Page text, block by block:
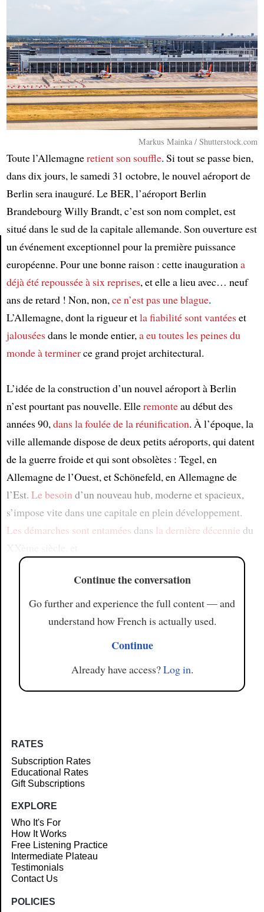
Article
Markus Mainka / Shutterstock.com
Toute l’Allemagneretient son souffle. Si tout se passe bien,
dans dix jours, le samedi 31 octobre, le nouvel aéroport de
Berlin sera inauguré. Le BER, l’aéroport Berlin
Brandebourg Willy Brandt, c’est son nom complet, est
situé dans le sud de la capitale allemande. Son ouverture est
un événement exceptionnel pour la première puissance
européenne. Pour une bonne raison : cette inaugurationa
déjà été repoussée à six reprises, et elle a lieu avec… neuf
ans de retard ! Non, non,ce n’est pas une blague.
L’Allemagne, dont la rigueur etla fiabilité sont vantéeset
jalouséesdans le monde entier,a eu toutes les peines du
monde à terminerce grand projet architectural.
L’idée de la construction d’un nouvel aéroport à Berlin
n’est pourtant pas nouvelle. Elleremonteau début des
années 90,dans la foulée de la réunification. À l’époque, la
ville allemande dispose de deux petits aéroports, qui datent
de la guerre froide et qui sont obsolètes : Tegel, en
Allemagne de l’Ouest, et Schönefeld, en Allemagne de
l’Est. Le besoind’un nouveau hub, moderne et spacieux,
s’impose vite dans une capitale en plein développement.
Les démarches sont entamées dans la dernière décennie du
Continue the conversation
Go further and experience the full content — and
understand how French is actually used.
Continue
Already have access?Log in.
RATES
Subscription Rates
Educational Rates
Gift Subscriptions
EXPLORE
Who It's For
How It Works
Free Listening Practice
Intermediate Plateau
Testimonials
Contact Us
POLICIES